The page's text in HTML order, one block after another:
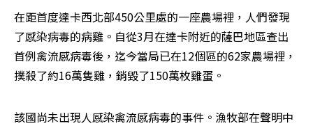
在距首度達卡西北部450公里處的一座農場裡，人們發現
了感染病毒的病雞。自從3月在達卡附近的薩巴地區查出
首例禽流感病毒後，迄今當局已在12個區的62家農場裡，
撲殺了約16萬隻雞，銷毀了150萬枚雞蛋。
該國尚未出現人感染禽流感病毒的事件。漁牧部在聲明中